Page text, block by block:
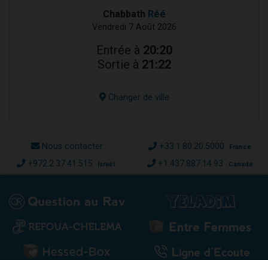
Chabbath Réé
Vendredi 7 Août 2026
Entrée à 20:20
Sortie à 21:22
Changer de ville
Nous contacter +33.1.80.20.5000 France
+972.2.37.41.515 Israël +1.437.887.14.93 Canada